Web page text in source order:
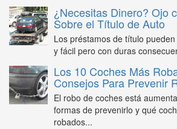
¿Necesitas Dinero? Ojo
Sobre el Título de Auto
Los préstamos de título
y fácil pero con duras
Los 10 Coches Más
Consejos Para Prevenir
El robo de coches está
formas de prevenirlo y qué
robados...